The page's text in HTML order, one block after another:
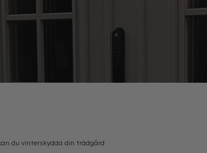
du vinterskydda din trädgård